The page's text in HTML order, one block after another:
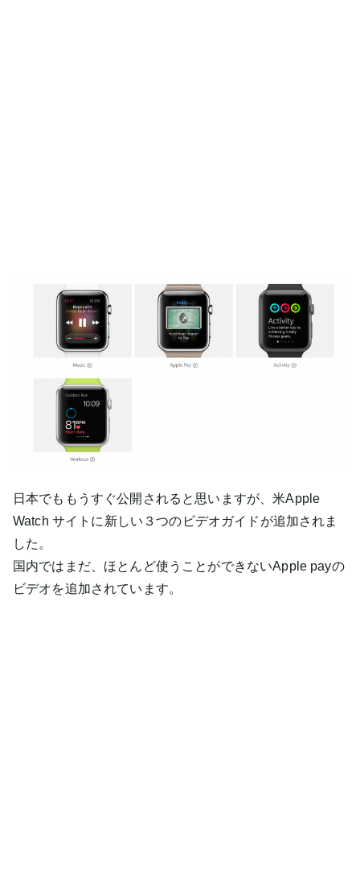
日本でももうすぐ公開されると思いますが、米Apple
Watch サイトに新しい３つのビデオガイドが追加されま
した。
国内ではまだ、ほとんど使うことができないApple payの
ビデオを追加されています。